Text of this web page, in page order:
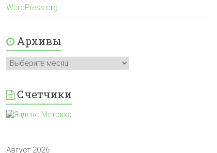
WordPress.org
Архивы
Архивы
Счетчики
Август 2026